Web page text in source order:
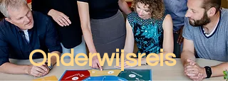
Onderwijsreis